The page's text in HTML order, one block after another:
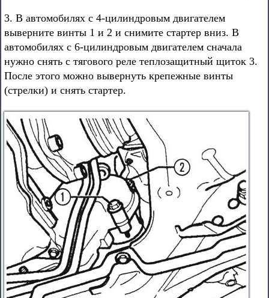
3. В автомобилях с 4-цилиндровым двигателем
выверните винты 1 и 2 и снимите стартер вниз. В
автомобилях с 6-цилиндровым двигателем сначала
нужно снять с тягового реле теплозащитный щиток 3.
После этого можно вывернуть крепежные винты
(стрелки) и снять стартер.